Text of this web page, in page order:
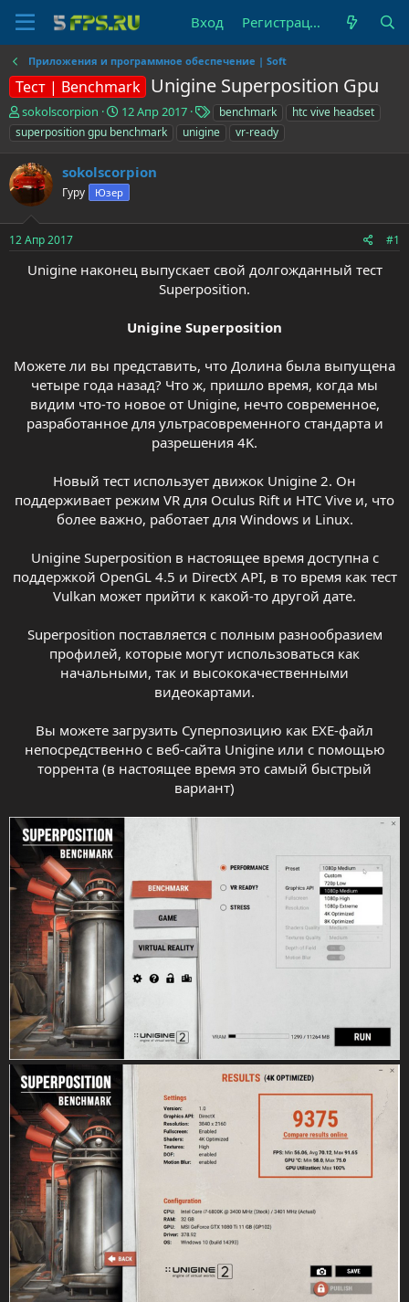
Вход Регистрация
Приложения и программное обеспечение | Soft
Тест | Benchmark Unigine Superposition Gpu
А
в
т
о
р
т
е
м
ы
sokolscorpion
Д
а
т
н
а
а
12 Апр 2017
Т
е
г
benchmark
htc vive headset
superposition gpu benchmark
unigine vr-ready
sokolscorpion
Гуру Юзер
12 Апр 2017 #1
Unigine наконец выпускает свой долгожданный тест
Superposition.
Unigine Superposition
Можете ли вы представить, что Долина была выпущена
четыре года назад? Что ж, пришло время, когда мы
видим что-то новое от Unigine, нечто современное,
разработанное для ультрасовременного стандарта и
разрешения 4K.
Новый тест использует движок Unigine 2. Он
поддерживает режим VR для Oculus Rift и HTC Vive и, что
более важно, работает для Windows и Linux.
Unigine Superposition в настоящее время доступна с
поддержкой OpenGL 4.5 и DirectX API, в то время как тест
Vulkan может прийти к какой-то другой дате.
Superposition поставляется с полным разнообразием
профилей, которые могут использоваться как
начальными, так и высококачественными
видеокартами.
Вы можете загрузить Суперпозицию как EXE-файл
непосредственно с веб-сайта Unigine или с помощью
торрента (в настоящее время это самый быстрый
вариант)